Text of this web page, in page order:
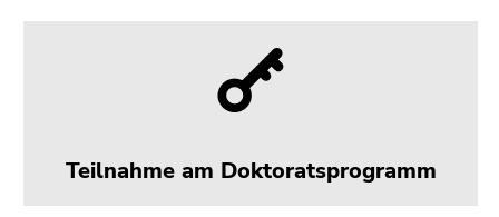
Teilnahme am Doktoratsprogramm